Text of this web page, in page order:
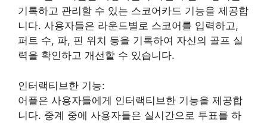
기록하고 관리할 수 있는 스코어카드 기능을 제공합
니다. 사용자들은 라운드별로 스코어를 입력하고,
퍼트 수, 파, 핀 위치 등을 기록하여 자신의 골프 실
력을 확인하고 개선할 수 있습니다.
인터랙티브한 기능:
어플은 사용자들에게 인터랙티브한 기능을 제공합
니다. 중계 중에 사용자들은 실시간으로 투표를 하